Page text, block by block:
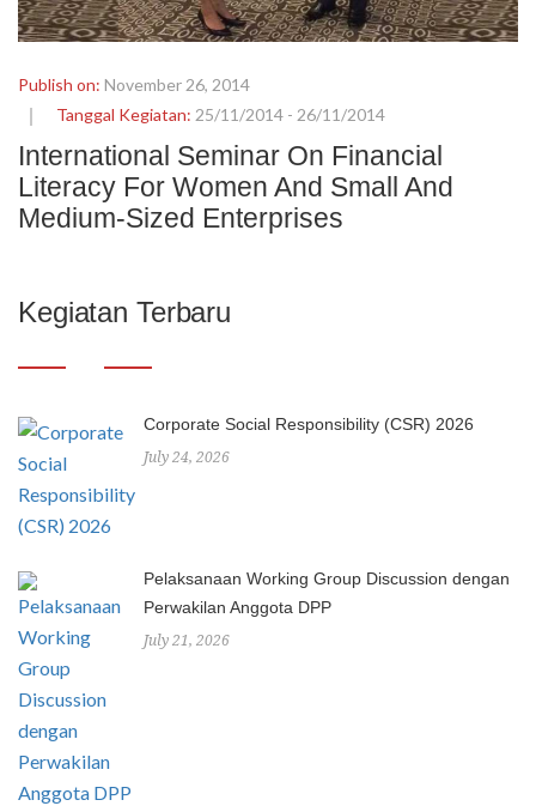
Publish on: November 26, 2014
Tanggal Kegiatan: 25/11/2014 - 26/11/2014
International Seminar On Financial
Literacy For Women And Small And
Medium-Sized Enterprises
Kegiatan Terbaru
Corporate Social Responsibility (CSR) 2026
July 24, 2026
Pelaksanaan Working Group Discussion dengan
Perwakilan Anggota DPP
July 21, 2026